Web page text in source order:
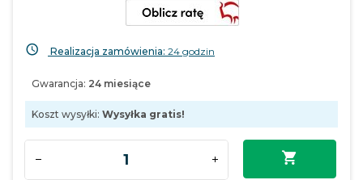
Realizacja zamówienia: 24 godzin
Gwarancja: 24 miesiące
Koszt wysyłki: Wysyłka gratis!